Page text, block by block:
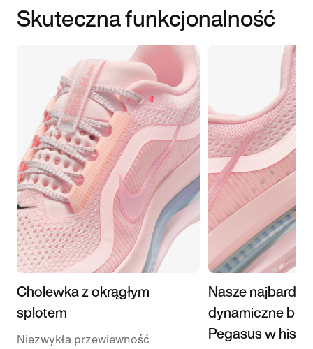
Skuteczna funkcjonalność
Cholewka z okrągłym
splotem
Niezwykła przewiewność
Nasze
dynamiczne
Pegasus w